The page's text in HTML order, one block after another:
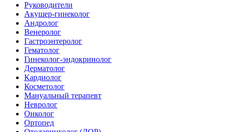
Руководители
Акушер-гинеколог
Андролог
Венеролог
Гастроэнтеролог
Гематолог
Гинеколог-эндокринолог
Дерматолог
Кардиолог
Косметолог
Мануальный терапевт
Невролог
Онколог
Ортопед